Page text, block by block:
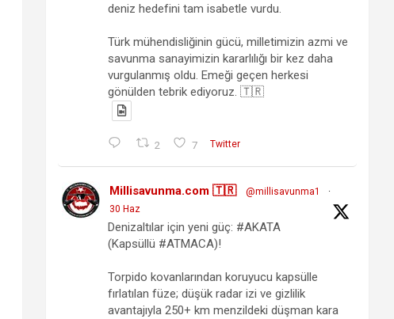
deniz hedefini tam isabetle vurdu.
Türk mühendisliğinin gücü, milletimizin azmi ve
savunma sanayimizin kararlılığı bir kez daha
vurgulanmış oldu. Emeği geçen herkesi
gönülden tebrik ediyoruz. 🇹🇷
2 7 Twitter
Millisavunma.com 🇹🇷 @millisavunma1
·
30 Haz
Denizaltılar için yeni güç: #AKATA
(Kapsüllü #ATMACA)!
Torpido kovanlarından koruyucu kapsülle
fırlatılan füze; düşük radar izi ve gizlilik
avantajıyla 250+ km menzildeki düşman kara